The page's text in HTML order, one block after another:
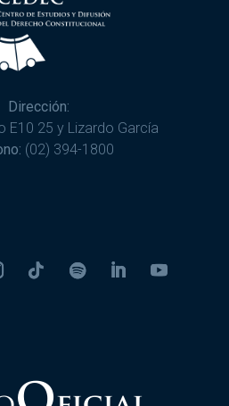
Dirección:
E10 25 y Lizardo García
(02) 394-1800